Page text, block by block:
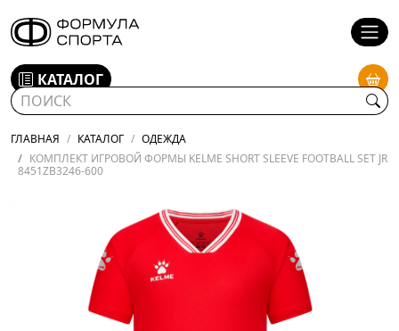
КАТАЛОГ
ГЛАВНАЯ КАТАЛОГ
ОДЕЖДА
КОМПЛЕКТ ИГРОВОЙ ФОРМЫ KELME SHORT SLEEVE FOOTBALL SET JR
8451ZB3246-600